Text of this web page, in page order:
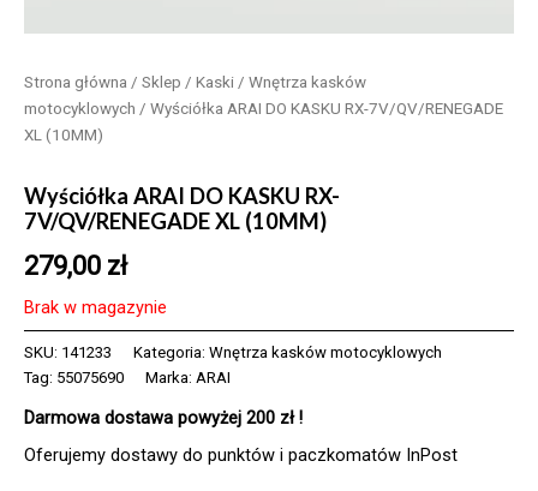
Strona główna / Sklep / Kaski / Wnętrza kasków
motocyklowych / Wyściółka ARAI DO KASKU RX-7V/QV/RENEGADE
XL (10MM)
Wyściółka ARAI DO KASKU RX-
7V/QV/RENEGADE XL (10MM)
279,00 zł
Brak w magazynie
SKU: 141233 Kategoria: Wnętrza kasków motocyklowych
Tag: 55075690 Marka: ARAI
Darmowa dostawa powyżej 200 zł !
Oferujemy dostawy do punktów i paczkomatów InPost